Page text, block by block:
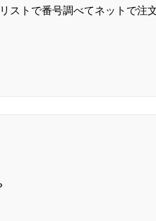
ストで番号調べてネットで注